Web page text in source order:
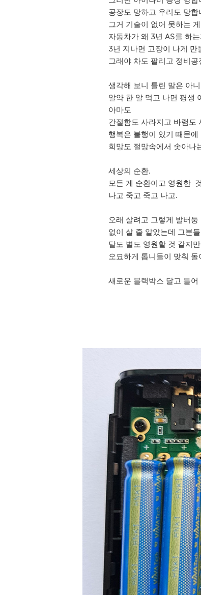
공장도 망하고 우리도 망합
그거 기술이 없어 못하는
자동차가 왜 3년 AS를 하
3년 지나면 고장이 나게 만
그래야 차도 팔리고 정비
생각해 보니 틀린 말은 아
알약 한 알 먹고 나면 평생
아마도
간절함도 사라지고 바램도
행복은 불행이 있기 때문
희망도 절망속에서 솟아나
세상의 순환.
모든 게 순환이고 영원한
나고 죽고 죽고 나고.
오래 살려고 그렇게 발버
없이 살 줄 알았는데 그분
달도 별도 영원할 것 같지
오묘하게 톱니들이 맞춰 돌
새로운 블랙박스 달고 들